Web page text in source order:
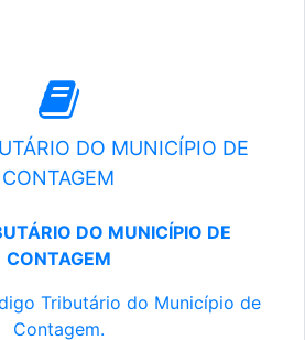
DO MUNICÍPIO DE
CONTAGEM
DO MUNICÍPIO DE
CONTAGEM
Tributário do Município de
Contagem.